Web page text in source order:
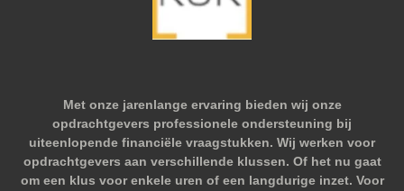
Met onze jarenlange ervaring bieden wij onze
opdrachtgevers professionele ondersteuning bij
uiteenlopende financiële vraagstukken. Wij werken voor
opdrachtgevers aan verschillende klussen. Of het nu gaat
om een klus voor enkele uren of een langdurige inzet. Voor